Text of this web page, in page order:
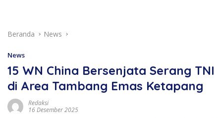
Beranda News
News
15 WN China Bersenjata Serang TNI
di Area Tambang Emas Ketapang
Redaksi
16 Desember 2025